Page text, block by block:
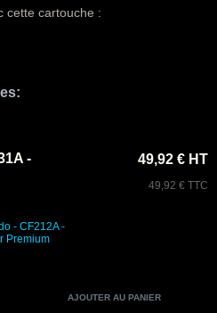
cette cartouche :
-
- CF212A-
Premium
49,92 € HT
49,92 € TTC